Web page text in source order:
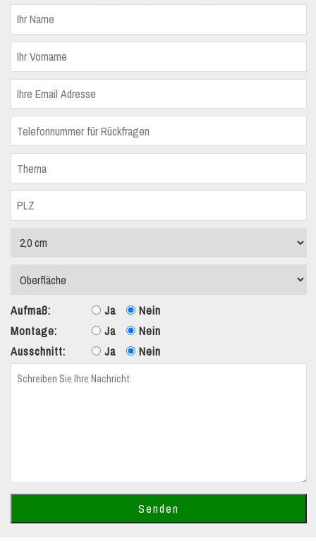
Aufmaß: Ja
Nein
Montage:
Ja
Nein
Ausschnitt:
Ja Nein